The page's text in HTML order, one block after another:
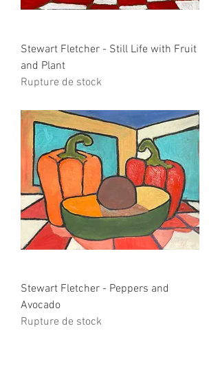
Stewart Fletcher - Still Life with Fruit
and Plant
Rupture de stock
Stewart Fletcher - Peppers and
Avocado
Rupture de stock